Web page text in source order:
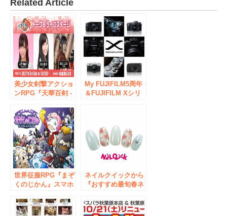
Related Article
美少女剣撃アクショ
ンRPG『天華百剣 -
ブステージを開催！
My FUJIFILM5周年
＆FUJIFILM Xシリ
トークショー】開催
世界征服RPG『まぞ
くのじかん』スマホ
販売開始！！
ネイルクイックから
『おすすめ最旬春ネ
ンドカラーを使用し
た小花柄ネイルな